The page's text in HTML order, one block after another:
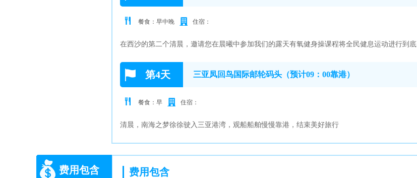
餐食：早中晚 住宿：
在西沙的第二个清晨，邀请您在晨曦中参加我们的露天有氧健身操课程将全民健息运动进行到
第4天 三亚凤回鸟国际邮轮码头（预计09：00靠港）
餐食：早 住宿：
清晨，南海之梦徐徐驶入三亚港湾，观船船舶慢慢靠港，结束美好旅行
费用包含 费用包含